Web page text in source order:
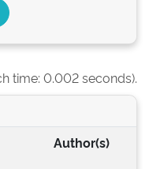
time: 0.002 seconds).
Author(s)